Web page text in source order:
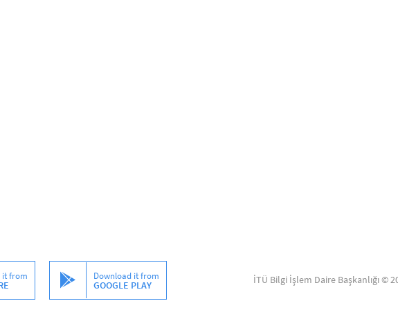
it from Download it from
GOOGLE PLAY İTÜ Bilgi İşlem Daire Başkanlığı ©